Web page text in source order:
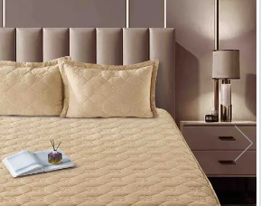
100%
2 Draperii
piese cu